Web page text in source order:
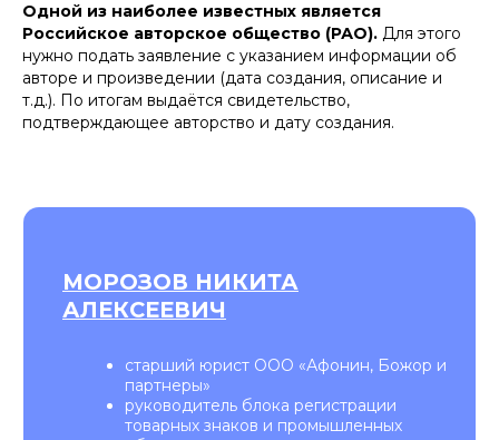
Одной из наиболее известных является
Российское авторское общество (РАО). Для этого
нужно подать заявление с указанием информации об
авторе и произведении (дата создания, описание и
т.д.). По итогам выдаётся свидетельство,
подтверждающее авторство и дату создания.